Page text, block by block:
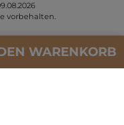
WARENKORB
vorbehalten.